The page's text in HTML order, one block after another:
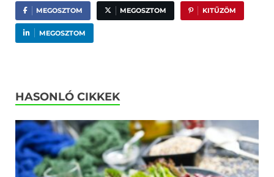
MEGOSZTOM MEGOSZTOM KITŰZÖM
MEGOSZTOM
HASONLÓ CIKKEK